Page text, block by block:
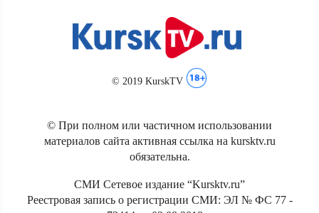
© 2019 KurskTV
© При полном или частичном использовании
материалов сайта активная ссылка на kursktv.ru
обязательна.
СМИ Сетевое издание “Kursktv.ru”
Реестровая запись о регистрации СМИ: ЭЛ № ФС 77 -